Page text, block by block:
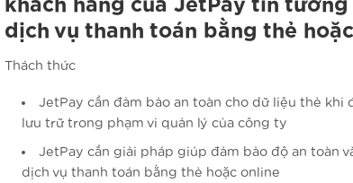
khách hàng của JetPay tin
dịch vụ thanh toán bằng thẻ
Thách thức
JetPay cần đảm bảo an toàn cho dữ liệu thẻ khi
lưu trữ trong phạm vi quản lý của công ty
JetPay cần giải pháp giúp đảm bảo độ an toàn
dịch vụ thanh toán bằng thẻ hoặc online